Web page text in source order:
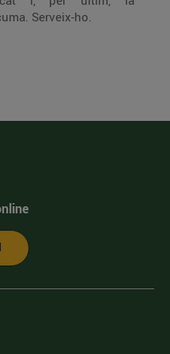
Serveix-ho.